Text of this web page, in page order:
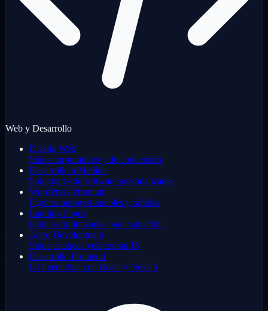
Web y Desarrollo
Diseño Web
Sitios corporativos y de conversión
Desarrollo a Medida
Soluciones de software personalizadas
WordPress Premium
Páginas autogestionables y rápidas
Landing Pages
Páginas optimizadas para captación
Astro Development
Sitios estáticos veloces sin JS
Desarrollo Frontend
UI interactiva con React y NextJS